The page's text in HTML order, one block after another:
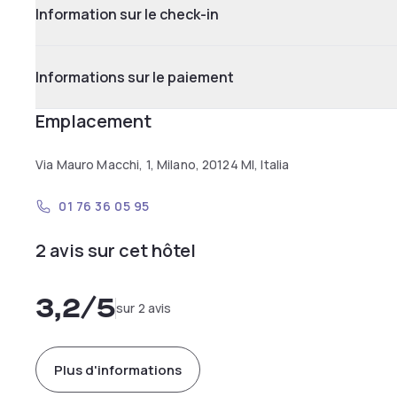
Information sur le check-in
Informations sur le paiement
Emplacement
Via Mauro Macchi, 1, Milano, 20124 MI, Italia
01 76 36 05 95
2 avis sur cet hôtel
3,2/5sur 2 avis
Plus d'informations